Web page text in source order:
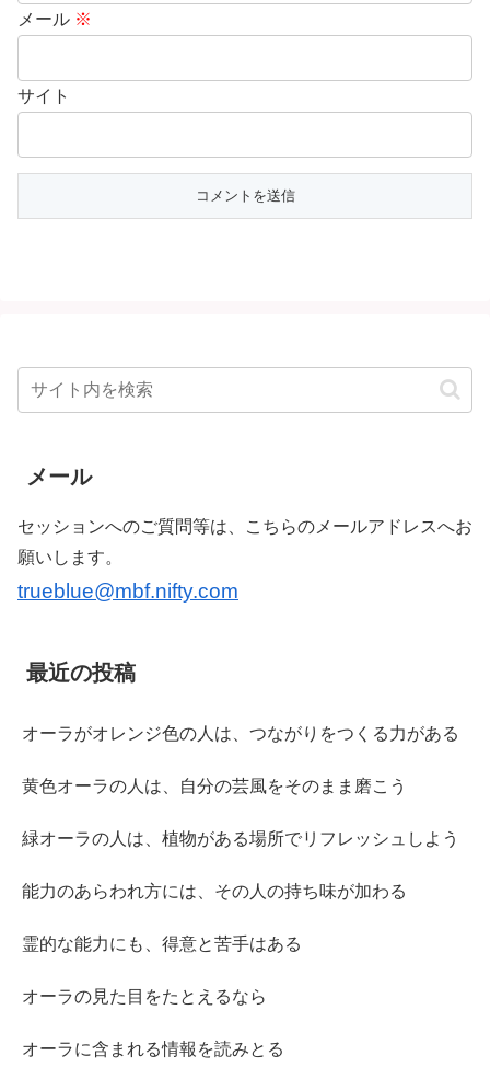
メール ※
サイト
メール
セッションへのご質問等は、こちらのメールアドレスへお
願いします。
trueblue@mbf.nifty.com
最近の投稿
オーラがオレンジ色の人は、つながりをつくる力がある
黄色オーラの人は、自分の芸風をそのまま磨こう
緑オーラの人は、植物がある場所でリフレッシュしよう
能力のあらわれ方には、その人の持ち味が加わる
霊的な能力にも、得意と苦手はある
オーラの見た目をたとえるなら
オーラに含まれる情報を読みとる